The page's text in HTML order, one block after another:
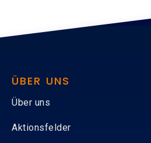
ÜBER UNS
Über uns
Aktionsfelder